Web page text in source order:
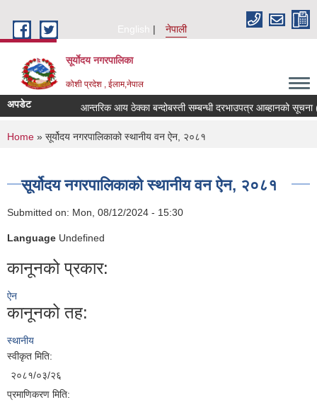
English
नेपाली
सूर्याेदय नगरपालिका
कोशी प्रदेश , ईलाम,नेपाल
अपडेट आन्तरिक आय ठेक्का बन्दोबस्ती सम्बन्धी दरभाउपत्र आब्हानको सूचना
You are here
Home » सूर्योदय नगरपालिकाको स्थानीय वन ऐन, २०८१
सूर्योदय नगरपालिकाको स्थानीय वन ऐन, २०८१
Submitted on: Mon, 08/12/2024 - 15:30
Language Undefined
कानूनको प्रकार:
ऐन
कानूनको तह:
स्थानीय
स्वीकृत मिति:
२०८१/०३/२६
प्रमाणिकरण मिति: